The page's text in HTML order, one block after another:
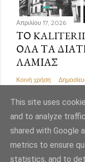
Απριλίου 17, 2026
ΤΟ
ΌΛΑ ΤΑ
ΛΑΜΊΑΣ
Κοινή χρήση
This site uses
and to analyze
shared with Google
metrics to ensure
statistics, and to